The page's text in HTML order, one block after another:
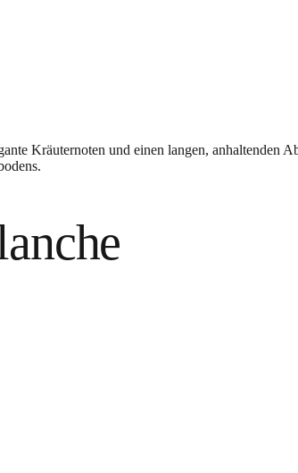
Kräuternoten und einen langen,